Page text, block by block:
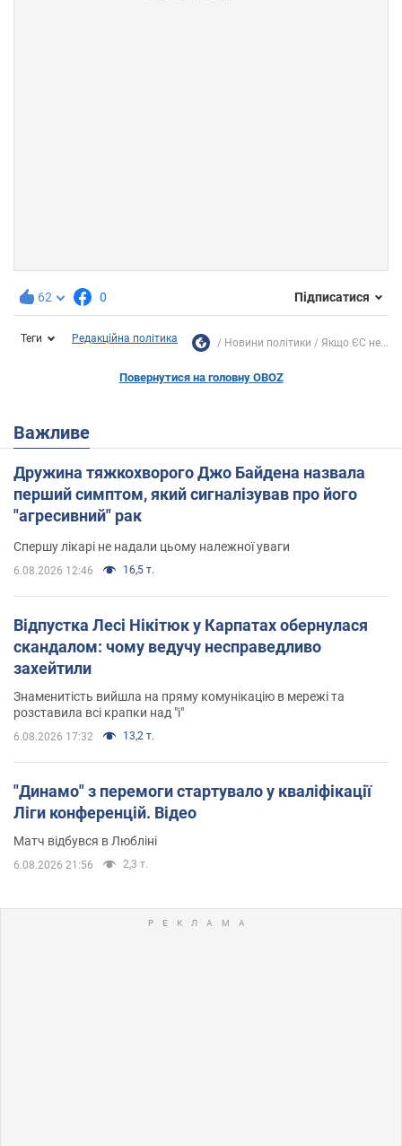
62 0 Підписатися
Теги Редакційна політика Новини політики Якщо ЄС не...
Повернутися на головну OBOZ
Важливе
Дружина тяжкохворого Джо Байдена назвала
перший симптом, який сигналізував про його
"агресивний" рак
Спершу лікарі не надали цьому належної уваги
6.08.2026 12:46 16,5 т.
Відпустка Лесі Нікітюк у Карпатах обернулася
скандалом: чому ведучу несправедливо
захейтили
Знаменитість вийшла на пряму комунікацію в мережі та
розставила всі крапки над "і"
6.08.2026 17:32 13,2 т.
"Динамо" з перемоги стартувало у кваліфікації
Ліги конференцій. Відео
Матч відбувся в Любліні
6.08.2026 21:56 2,3 т.